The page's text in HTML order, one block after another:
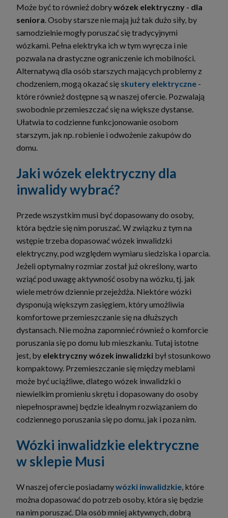
Może być to również dobrywózek elektryczny - dla
seniora. Osoby starsze nie mają już tak dużo siły, by
samodzielnie mogły poruszać się tradycyjnymi
wózkami. Pełna elektryka ich w tym wyręcza i nie
pozwala na drastyczne ograniczenie ich mobilności.
Alternatywą dla osób starszych mających problemy z
chodzeniem, mogą okazać się skutery elektryczne -
które również dostępne są w naszej ofercie. Pozwalają
swobodnie przemieszczać się na większe dystanse.
Ułatwia to codzienne funkcjonowanie osobom
starszym, jak np. robienie i odwożenie zakupów do
domu.
Jaki wózek elektryczny dla
inwalidy wybrać?
Przede wszystkim musi być dopasowany do osoby,
która będzie się nim poruszać. W związku z tym na
wstępie trzeba dopasować wózek inwalidzki
elektryczny, pod względem wymiaru siedziska i oparcia.
Jeżeli optymalny rozmiar został już określony, warto
wziąć pod uwagę aktywność osoby na wózku, tj. jak
wiele metrów dziennie przejeżdża. Niektóre wózki
dysponują większym zasięgiem, który umożliwia
komfortowe przemieszczanie się na dłuższych
dystansach. Nie można zapomnieć również o komforcie
poruszania się po domu lub mieszkaniu. Tutaj istotne
jest, by elektryczny wózek inwalidzki był stosunkowo
kompaktowy. Przemieszczanie się między meblami
może być uciążliwe, dlatego wózek inwalidzki o
niewielkim promieniu skrętu i dopasowany do osoby
niepełnosprawnej będzie idealnym rozwiązaniem do
codziennego poruszania się po domu, jak i poza nim.
Wózki inwalidzkie elektryczne
w sklepie Musi
W naszej ofercie posiadamywózki inwalidzkie, które
można dopasować do potrzeb osoby, która się będzie
na nim poruszać. Dla osób mniej aktywnych, dobrą